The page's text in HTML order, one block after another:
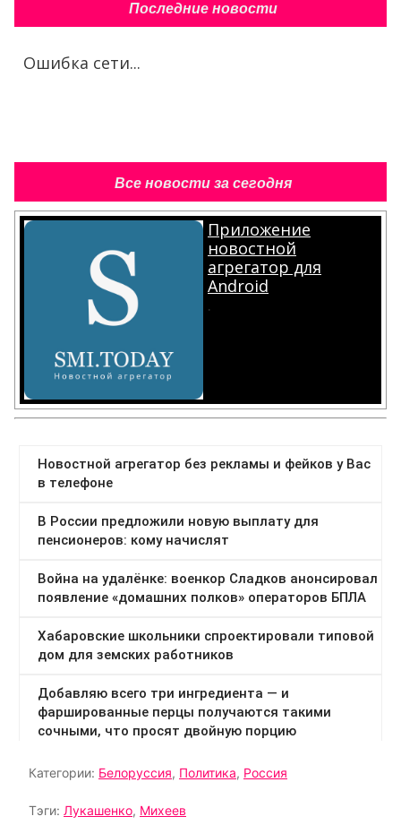
Последние новости
Ошибка сети...
Все новости за сегодня
Приложение
новостной
агрегатор для
Android
.
Категории: Белоруссия, Политика, Россия
Тэги: Лукашенко, Михеев